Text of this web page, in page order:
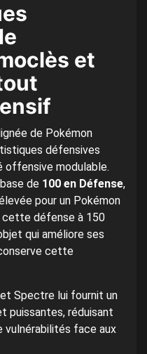
et
de Pokémon
défensives
offensive modulable.
de 100 en Défense,
pour un Pokémon
cette défense à 150
qui améliore ses
cette
Spectre lui fournit un
puissantes, réduisant
vulnérabilités face aux